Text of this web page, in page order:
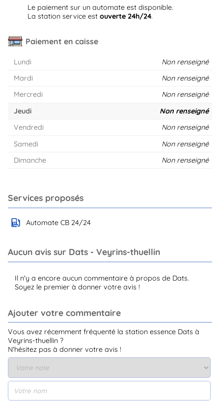
Le paiement sur un automate est disponible.
La station service est ouverte 24h/24.
Paiement en caisse
Lundi
Non renseigné
Mardi
Non renseigné
Mercredi
Non renseigné
Jeudi
Non renseigné
Vendredi
Non renseigné
Samedi
Non renseigné
Dimanche
Non renseigné
Services proposés
Automate CB 24/24
Aucun avis sur Dats - Veyrins-thuellin
Il n'y a encore aucun commentaire à propos de Dats.
Soyez le premier à donner votre avis !
Ajouter votre commentaire
Vous avez récemment fréquenté la station essence Dats à
Veyrins-thuellin ?
N'hésitez pas à donner votre avis !